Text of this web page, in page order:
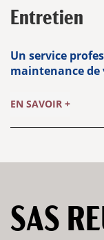
Entretien
Un service
maintenance de
EN SAVOIR +
SAS